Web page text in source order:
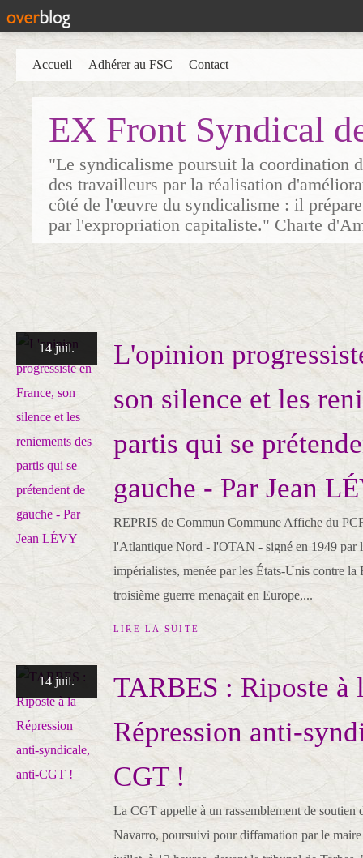
EX Front Syndical
"Le syndicalisme poursuit la coordination
des travailleurs par la réalisation
côté de l'œuvre du syndicalisme : il
par l'expropriation capitaliste." Charte
Accueil Adhérer au FSC Contact
14 juil.
L'opinion
son silence et les
partis qui se
gauche - Par Jean
REPRIS de Commun Commune Affiche du
l'Atlantique Nord - l'OTAN - signé en 1949 par
impérialistes, menée par les États-Unis contre la
troisième guerre menaçait en Europe,...
LIRE LA SUITE
14 juil.
TARBES : Riposte à
Répression anti-
CGT !
La CGT appelle à un rassemblement de soutien
Navarro, poursuivi pour diffamation par le